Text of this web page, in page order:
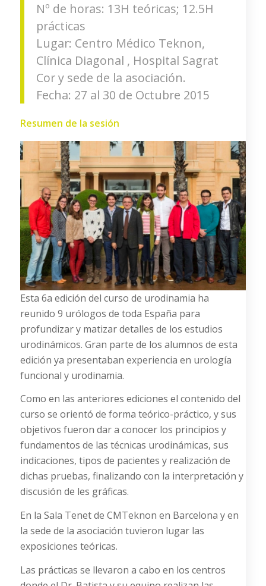
Nº de horas: 13H teóricas; 12.5H
prácticas
Lugar: Centro Médico Teknon,
Clínica Diagonal , Hospital Sagrat
Cor y sede de la asociación.
Fecha: 27 al 30 de Octubre 2015
Resumen de la sesión
Esta 6a edición del curso de urodinamia ha
reunido 9 urólogos de toda España para
profundizar y matizar detalles de los estudios
urodinámicos. Gran parte de los alumnos de esta
edición ya presentaban experiencia en urología
funcional y urodinamia.
Como en las anteriores ediciones el contenido del
curso se orientó de forma teórico-práctico, y sus
objetivos fueron dar a conocer los principios y
fundamentos de las técnicas urodinámicas, sus
indicaciones, tipos de pacientes y realización de
dichas pruebas, finalizando con la interpretación y
discusión de les gráficas.
En la Sala Tenet de CMTeknon en Barcelona y en
la sede de la asociación tuvieron lugar las
exposiciones teóricas.
Las prácticas se llevaron a cabo en los centros